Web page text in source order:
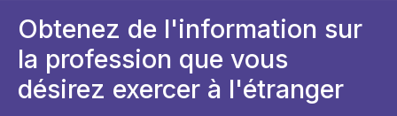
Obtenez de l'information sur
la profession que vous
désirez exercer à l'étranger